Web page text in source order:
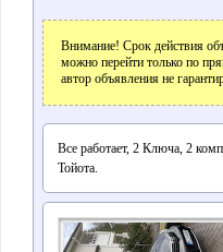
Внимание! Срок действия
можно перейти только по
автор объявления не
Все работает, 2 Ключа, 2
Тойота.